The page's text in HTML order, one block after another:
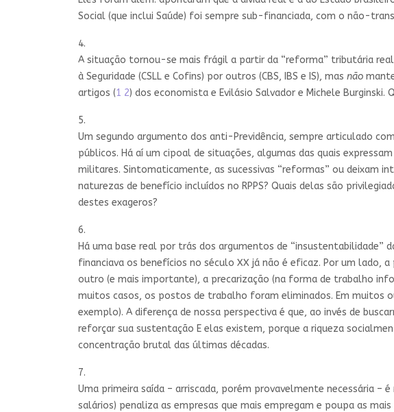
Social (que inclui Saúde) foi sempre sub-financiada, com o não-
4.
A situação tornou-se mais frágil a partir da “reforma” tributária
à Seguridade (CSLL e Cofins) por outros (CBS, IBS e IS), mas não
artigos (1 2) dos economista e Evilásio Salvador e Michele
5.
Um segundo argumento dos anti-Previdência, sempre articulado
públicos. Há aí um cipoal de situações, algumas das quais
militares. Sintomaticamente, as sucessivas “reformas” ou deixam
naturezas de benefício incluídos no RPPS? Quais delas são
destes exageros?
6.
Há uma base real por trás dos argumentos de “insustentabilidade”
financiava os benefícios no século XX já não é eficaz. Por um
outro (e mais importante), a precarização (na forma de trabalho
muitos casos, os postos de trabalho foram eliminados. Em muitos
exemplo). A diferença de nossa perspectiva é que, ao invés de
reforçar sua sustentação E elas existem, porque a riqueza
concentração brutal das últimas décadas.
7.
Uma primeira saída – arriscada, porém provavelmente necessária
salários) penaliza as empresas que mais empregam e poupa as